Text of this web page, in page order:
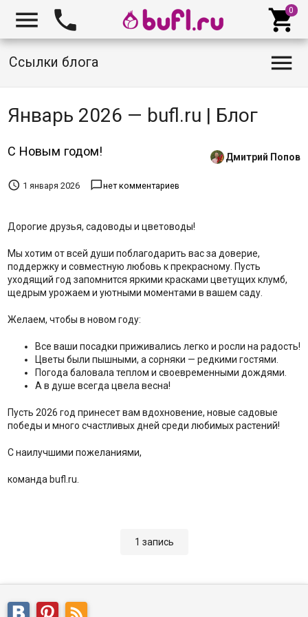
  
Ссылки блога 
Январь 2026 — bufl.ru | Блог
С Новым годом! Дмитрий Попов
 1 января 2026 нет комментариев
Дорогие друзья, садоводы и цветоводы!
Мы хотим от всей души поблагодарить вас за доверие,
поддержку и совместную любовь к прекрасному. Пусть
уходящий год запомнится яркими красками цветущих клумб,
щедрым урожаем и уютными моментами в вашем саду.
Желаем, чтобы в новом году:
Все ваши посадки приживались легко и росли на радость!
Цветы были пышными, а сорняки — редкими гостями.
Погода баловала теплом и своевременными дождями.
А в душе всегда цвела весна!
Пусть 2026 год принесет вам вдохновение, новые садовые
победы и много счастливых дней среди любимых растений!
С наилучшими пожеланиями,
команда bufl.ru.
1 запись